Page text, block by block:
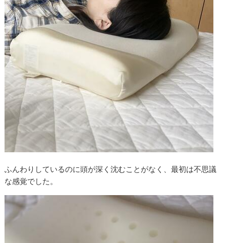
ふんわりしているのに頭が深く沈むことがなく、最初は不思議
な感覚でした。